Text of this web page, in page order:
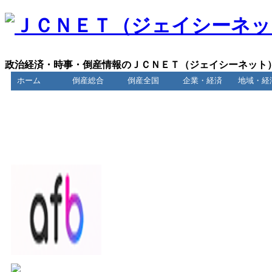
政治経済・時事・倒産情報のＪＣＮＥＴ（ジェイシーネット）
ホーム 倒産総合 倒産全国 企業・経済 地域・経